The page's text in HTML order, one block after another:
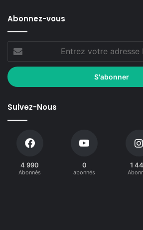
Abonnez-vous
Suivez-Nous
4 990
Abonnés
0
abonnés
1